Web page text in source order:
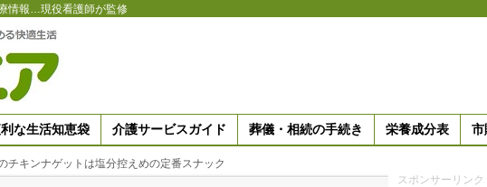
情報…現役看護師が監修
な生活知恵袋 介護サービスガイド 葬儀・相続の手続き 栄養成分表 市
チキンナゲットは塩分控えめの定番スナック
スポンサーリンク